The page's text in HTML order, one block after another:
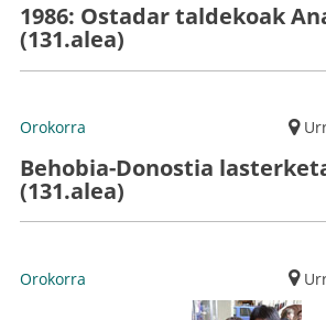
1986: Ostadar taldekoak
(131.alea)
Orokorra
Behobia-Donostia
(131.alea)
Orokorra